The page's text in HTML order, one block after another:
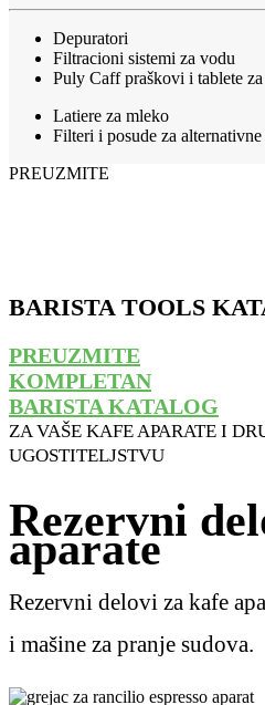
Depuratori
Filtracioni sistemi za vodu
Puly Caff praškovi i tablete za
Latiere za mleko
Filteri i posude za
PREUZMITE
BARISTA TOOLS
PREUZMITE
KOMPLETAN
BARISTA KATALOG
ZA VAŠE KAFE APARATE I
UGOSTITELJSTVU
Rezervni
aparate
Rezervni delovi za kafe
i mašine za pranje sudova.